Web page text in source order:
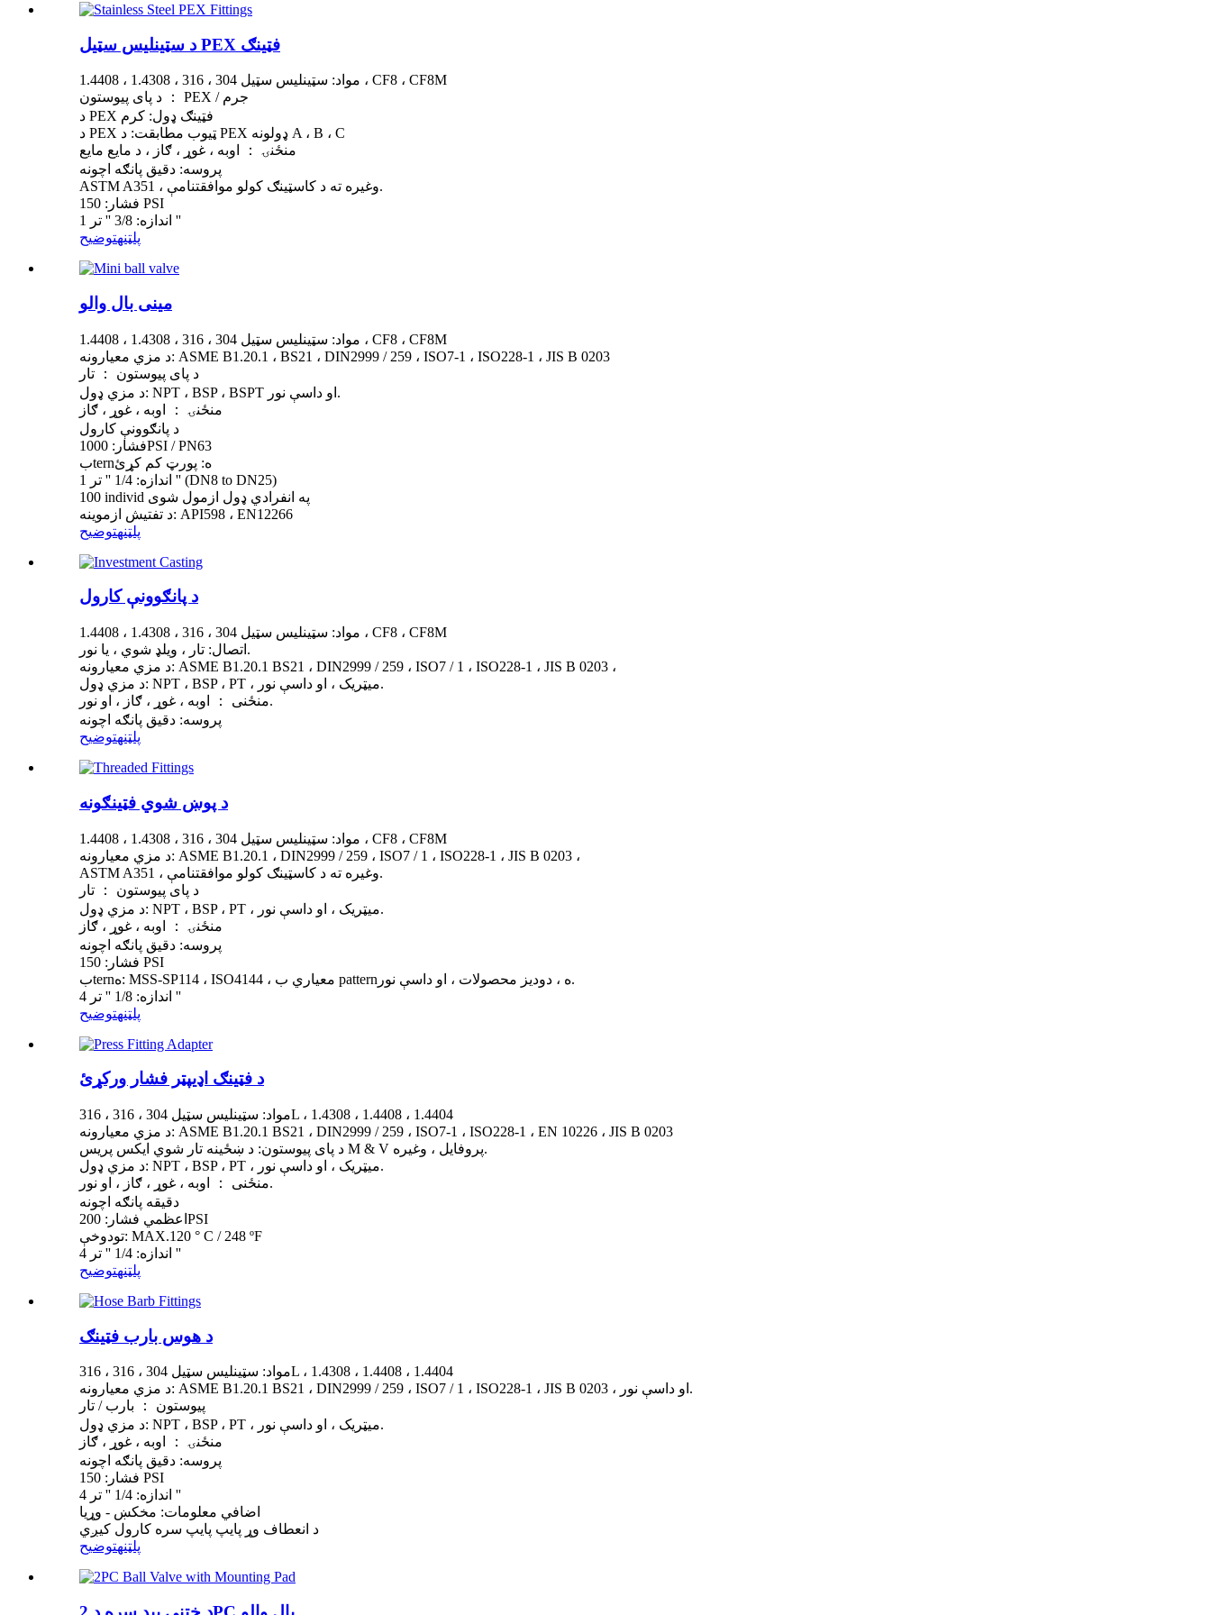
د سټینلیس سټیل PEX فټینګ
مواد: سټینلیس سټیل 304 ، 316 ، 1.4308 ، 1.4408 ، CF8 ، CF8M
د پای پیوستون ： PEX / جرم
د PEX فټینګ ډول: کرم
د PEX ټیوب مطابقت: د PEX ډولونه A ، B ، C
منځنۍ ： اوبه ، غوړ ، ګاز ، د مایع مایع
پروسه: دقیق پانګه اچونه
ASTM A351 ، وغيره ته د کاسټینګ کولو موافقتنامې.
فشار: 150 PSI
اندازه: 3/8 '' تر 1 ''
پلټنهتوضيح
مینی بال والو
مواد: سټینلیس سټیل 304 ، 316 ، 1.4308 ، 1.4408 ، CF8 ، CF8M
د مزي معیارونه: ASME B1.20.1 ، BS21 ، DIN2999 / 259 ، ISO7-1 ، ISO228-1 ، JIS B 0203
د پای پیوستون ： تار
د مزي ډول: NPT ، BSP ، BSPT او داسې نور.
منځنۍ ： اوبه ، غوړ ، ګاز
د پانګوونې کارول
فشار: 1000PSI / PN63
بternه: پورټ کم کړئ
اندازه: 1/4 '' تر 1 '' (DN8 to DN25)
د تفتیش ازموینه: API598 ، EN12266
پلټنهتوضيح
د پانګوونې کارول
مواد: سټینلیس سټیل 304 ، 316 ، 1.4308 ، 1.4408 ، CF8 ، CF8M
اتصال: تار ، ویلډ شوي ، یا نور.
د مزي معیارونه: ASME B1.20.1 BS21 ، DIN2999 / 259 ، ISO7 / 1 ، ISO228-1 ، JIS B 0203 ،
د مزي ډول: NPT ، BSP ، PT ، میټریک ، او داسې نور.
منځنی ： اوبه ، غوړ ، ګاز ، او نور.
پروسه: دقیق پانګه اچونه
پلټنهتوضيح
د پوښ شوي فټینګونه
مواد: سټینلیس سټیل 304 ، 316 ، 1.4308 ، 1.4408 ، CF8 ، CF8M
د مزي معیارونه: ASME B1.20.1 ، DIN2999 / 259 ، ISO7 / 1 ، ISO228-1 ، JIS B 0203 ،
ASTM A351 ، وغيره ته د کاسټینګ کولو موافقتنامې.
د پای پیوستون ： تار
د مزي ډول: NPT ، BSP ، PT ، میټریک ، او داسې نور.
منځنۍ ： اوبه ، غوړ ، ګاز
پروسه: دقیق پانګه اچونه
فشار: 150 PSI
بternه: MSS-SP114 ، ISO4144 ، معیاري ب patternه ، دودیز محصولات ، او داسې نور.
اندازه: 1/8 '' تر 4 ''
پلټنهتوضيح
د فټینګ اډیپټر فشار ورکړئ
مواد: سټینلیس سټیل 304 ، 316 ، 316L ، 1.4308 ، 1.4408 ، 1.4404
د مزي معیارونه: ASME B1.20.1 BS21 ، DIN2999 / 259 ، ISO7-1 ، ISO228-1 ، EN 10226 ، JIS B 0203
د پای پیوستون: د ښځینه تار شوي ایکس پریس M & V پروفایل ، وغيره.
د مزي ډول: NPT ، BSP ، PT ، میټریک ، او داسې نور.
منځنی ： اوبه ، غوړ ، ګاز ، او نور.
دقیقه پانګه اچونه
اعظمي فشار: 200PSI
تودوخې: MAX.120 ° C / 248 ºF
اندازه: 1/4 '' تر 4 ''
پلټنهتوضيح
د هوس بارب فټینګ
مواد: سټینلیس سټیل 304 ، 316 ، 316L ، 1.4308 ، 1.4408 ، 1.4404
د مزي معیارونه: ASME B1.20.1 BS21 ، DIN2999 / 259 ، ISO7 / 1 ، ISO228-1 ، JIS B 0203 ، او داسې نور.
پیوستون ： بارب / تار
د مزي ډول: NPT ، BSP ، PT ، میټریک ، او داسې نور.
منځنۍ ： اوبه ، غوړ ، ګاز
پروسه: دقیق پانګه اچونه
فشار: 150 PSI
اندازه: 1/4 '' تر 4 ''
اضافي معلومات: مخکښ - وړیا
د انعطاف وړ پایپ پایپ سره کارول کیږي
پلټنهتوضيح